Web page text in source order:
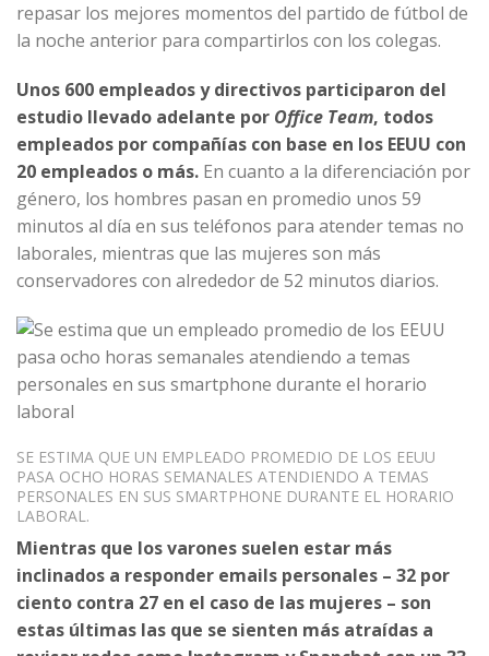
repasar los mejores momentos del partido de fútbol de
la noche anterior para compartirlos con los colegas.
Unos 600 empleados y directivos participaron del
estudio llevado adelante por Office Team, todos
empleados por compañías con base en los EEUU con
20 empleados o más. En cuanto a la diferenciación por
género, los hombres pasan en promedio unos 59
minutos al día en sus teléfonos para atender temas no
laborales, mientras que las mujeres son más
conservadores con alrededor de 52 minutos diarios.
SE ESTIMA QUE UN EMPLEADO PROMEDIO DE LOS EEUU
PASA OCHO HORAS SEMANALES ATENDIENDO A TEMAS
PERSONALES EN SUS SMARTPHONE DURANTE EL HORARIO
LABORAL.
Mientras que los varones suelen estar más
inclinados a responder emails personales – 32 por
ciento contra 27 en el caso de las mujeres – son
estas últimas las que se sienten más atraídas a